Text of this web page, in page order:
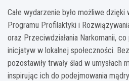
Całe wydarzenie było możliwe
Programu Profilaktyki i
oraz Przeciwdziałania Narkomanii,
inicjatyw w lokalnej społeczności.
pozostawiły trwały ślad w umysłach
inspirując ich do podejmowania